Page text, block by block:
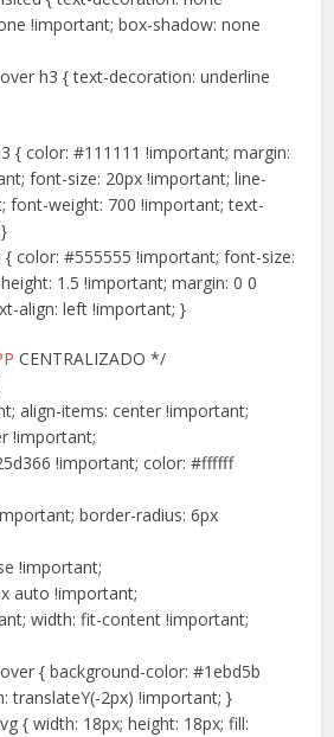
!important; box-shadow: none
h3 { text-decoration: underline
{ color: #111111 !important; margin:
font-size: 20px !important; line-
font-weight: 700 !important; text-
{ color: #555555 !important; font-size:
1.5 !important; margin: 0 0
align: left !important; }
CENTRALIZADO */
align-items: center !important;
!important;
!important; color: #ffffff
border-radius: 6px
!important;
auto !important;
width: fit-content !important;
{ background-color: #1ebd5b
translateY(-2px) !important; }
{ width: 18px; height: 18px; fill: